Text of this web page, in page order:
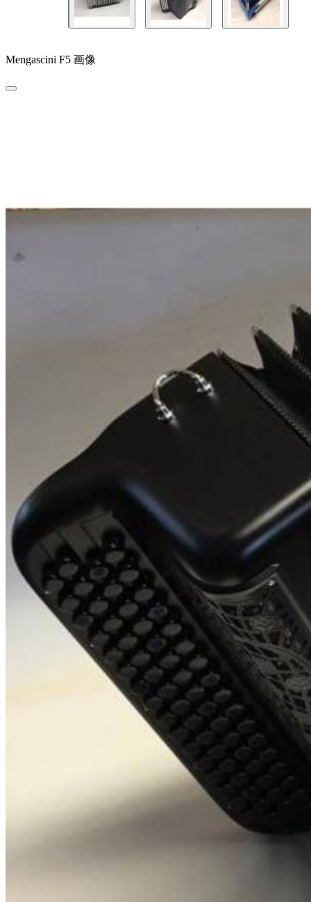
Mengascini F5 画像